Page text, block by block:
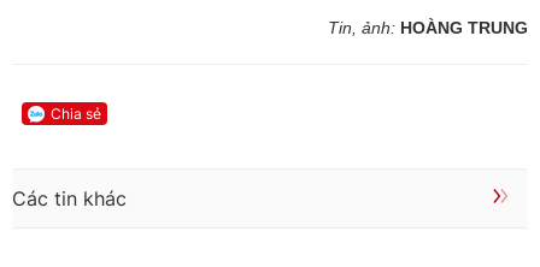
Tin, ảnh: HOÀNG TRUNG
Chia sẻ
Các tin khác